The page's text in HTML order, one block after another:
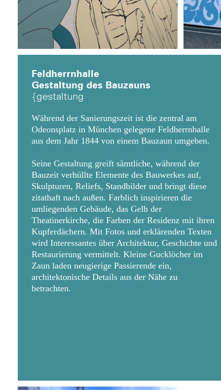
Feldherrnhalle
Gestaltung des Bauzauns
gestaltung
Während der Sanierungszeit ist die zentral am
Odeonsplatz in München gelegene Feldherrnhalle
aus dem Jahr 1844 von einem Bauzaun umgeben.
Seine Gestaltung greift sämtliche, während der
Bauzeit verhüllte Elemente des Bauwerkes auf,
Skulpturen, Reliefs, Standbilder und bringt diese
zitathaft nach außen. Farblich inspirieren die
umliegenden Gebäude, das Gelb der
Theatinerkirche, die Farben der Residenz mit ihren
Kupferdächern. Mit Fotos und erklärenden Texten
wird Interessantes über Architektur, Geschichte und
Restaurierung vermittelt. Kleine Gucklöcher im
Zaun laden neugierige Passierende ein,
architektonische Details aus der Nähe zu
betrachten.